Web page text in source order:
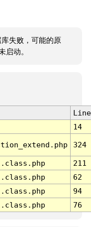
失败，可能的原
启动。
Line
14
324
211
62
94
76